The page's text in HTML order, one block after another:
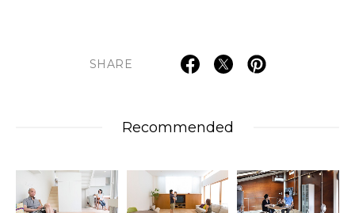
SHARE
Recommended